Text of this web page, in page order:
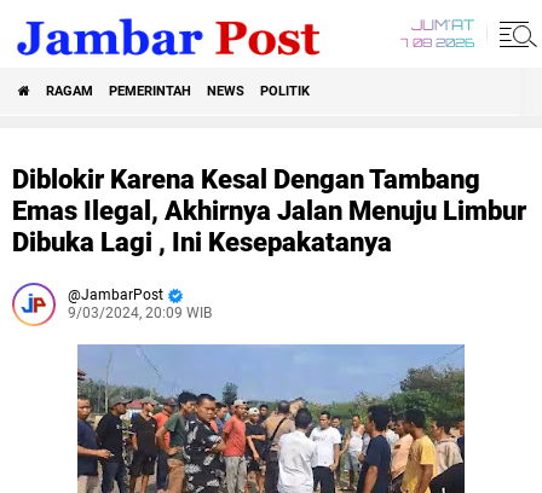
JUM'AT
7 08 2026
RAGAM PEMERINTAH NEWS POLITIK
Diblokir Karena Kesal Dengan Tambang
Emas Ilegal, Akhirnya Jalan Menuju Limbur
Dibuka Lagi , Ini Kesepakatanya
JambarPost
9/03/2024, 20:09 WIB